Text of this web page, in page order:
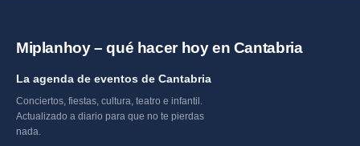
Miplanhoy – qué hacer hoy en Cantabria
La agenda de eventos de Cantabria
Conciertos, fiestas, cultura, teatro e infantil.
Actualizado a diario para que no te pierdas
nada.